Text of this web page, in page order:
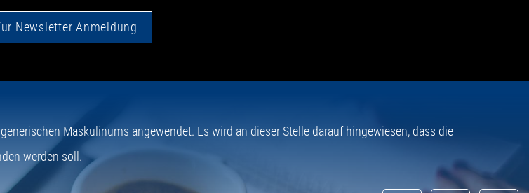
Newsletter Anmeldung
Maskulinums angewendet. Es wird an dieser Stelle darauf hingewiesen, dass die
werden soll.